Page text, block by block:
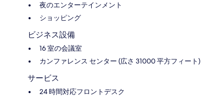
夜のエンターテインメント
ショッピング
ビジネス設備
16 室の会議室
カンファレンス センター (広さ 31000 平方フィート)
サービス
24 時間対応フロントデスク